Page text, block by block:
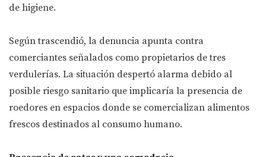
de higiene.
Según trascendió, la denuncia apunta contra
comerciantes señalados como propietarios de tres
verdulerías. La situación despertó alarma debido al
posible riesgo sanitario que implicaría la presencia de
roedores en espacios donde se comercializan alimentos
frescos destinados al consumo humano.